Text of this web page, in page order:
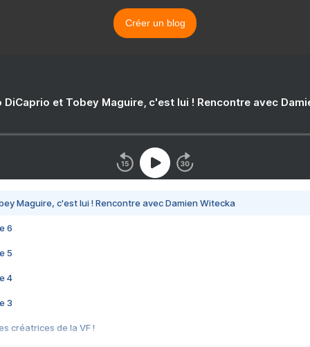
Créer un blog
DiCaprio et Tobey Maguire, c'est lui ! Rencontre avec
Maguire, c'est lui ! Rencontre avec Damien Witecka
6
5
4
3
créatrices de la VF !